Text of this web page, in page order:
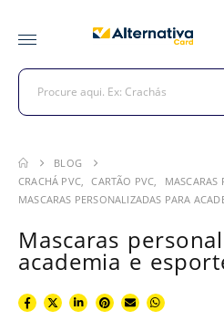
BLOG
CRACHÁ PVC, CARTÃO PVC,
MASCARAS
MASCARAS PERSONALIZADAS PARA
Mascaras
academia e